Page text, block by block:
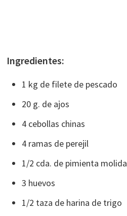
Ingredientes:
1 kg de filete de pescado
20 g. de ajos
4 cebollas chinas
4 ramas de perejil
1/2 cda. de pimienta molida
3 huevos
1/2 taza de harina de trigo